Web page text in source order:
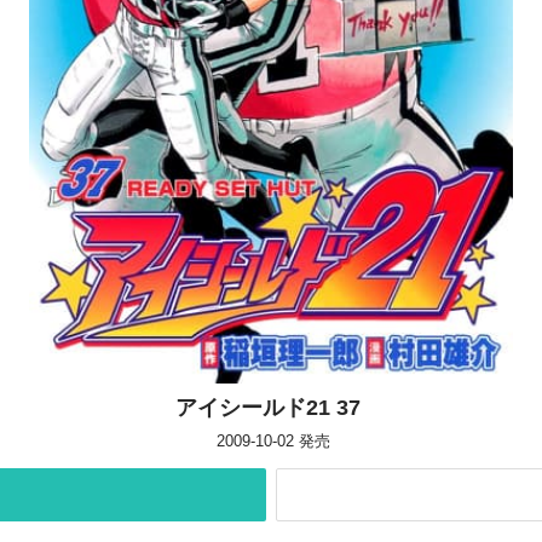
アイシールド21 37
2009-10-02 発売